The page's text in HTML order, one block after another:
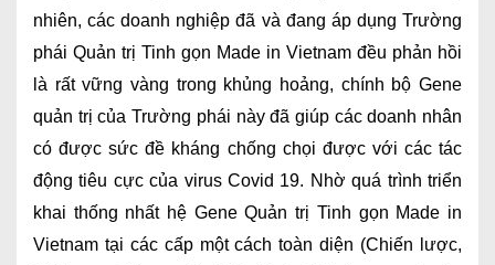
nhiên, các doanh nghiệp đã và đang áp dụng Trường
phái Quản trị Tinh gọn Made in Vietnam đều phản hồi
là rất vững vàng trong khủng hoảng, chính bộ Gene
quản trị của Trường phái này đã giúp các doanh nhân
có được sức đề kháng chống chọi được với các tác
động tiêu cực của virus Covid 19. Nhờ quá trình triển
khai thống nhất hệ Gene Quản trị Tinh gọn Made in
Vietnam tại các cấp một cách toàn diện (Chiến lược,